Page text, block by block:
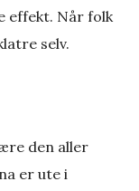
effekt. Når folk
selv.
den aller
er ute i